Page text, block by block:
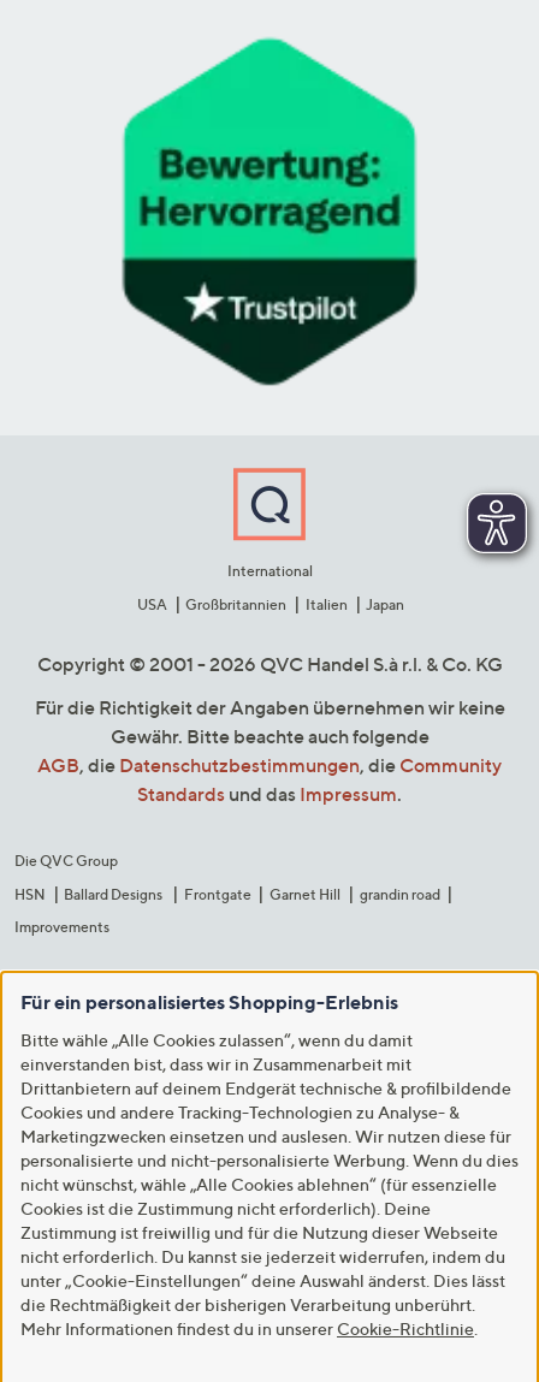
International
USA
Großbritannien Italien Japan
Copyright © 2001 - 2026 QVC Handel S.à r.l. & Co. KG
Für die Richtigkeit der Angaben übernehmen wir keine
Gewähr. Bitte beachte auch folgende
AGB, die Datenschutzbestimmungen, die Community
Standards und das Impressum.
Die QVC Group
HSN
Ballard Designs Frontgate Garnet Hill
grandin road
Improvements
Für ein personalisiertes Shopping-Erlebnis
Bitte wähle „Alle Cookies zulassen“, wenn du damit
einverstanden bist, dass wir in Zusammenarbeit mit
Drittanbietern auf deinem Endgerät technische & profilbildende
Cookies und andere Tracking-Technologien zu Analyse- &
Marketingzwecken einsetzen und auslesen. Wir nutzen diese für
personalisierte und nicht-personalisierte Werbung. Wenn du dies
nicht wünschst, wähle „Alle Cookies ablehnen“ (für essenzielle
Cookies ist die Zustimmung nicht erforderlich). Deine
Zustimmung ist freiwillig und für die Nutzung dieser Webseite
nicht erforderlich. Du kannst sie jederzeit widerrufen, indem du
unter „Cookie-Einstellungen“ deine Auswahl änderst. Dies lässt
die Rechtmäßigkeit der bisherigen Verarbeitung unberührt.
Mehr Informationen findest du in unserer Cookie-Richtlinie